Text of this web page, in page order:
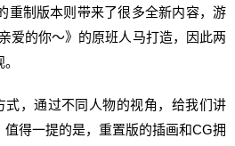
重制版本则带来了很多全新内容，游
爱的你～》的原班人马打造，因此两
，通过不同人物的视角，给我们讲
得一提的是，重置版的插画和CG拥